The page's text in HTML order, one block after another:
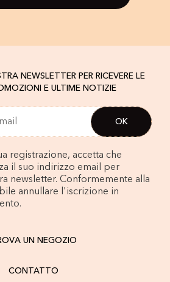
NEWSLETTER PER RICEVERE LE
E ULTIME NOTIZIE
registrazione, accetta che
il suo indirizzo email per
newsletter. Conformemente alla
annullare l'iscrizione in
UN NEGOZIO
CONTATTO